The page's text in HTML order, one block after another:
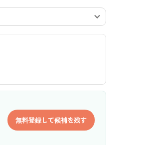
無料登録して候補を残す